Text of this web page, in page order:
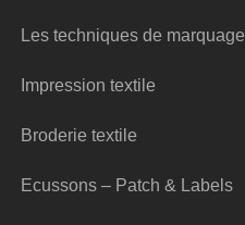
Les techniques de marquage
Impression textile
Broderie textile
Ecussons – Patch & Labels